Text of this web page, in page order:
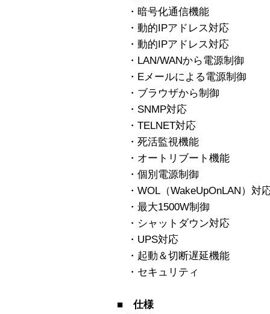
・暗号化通信機能
・動的IPアドレス対応
・動的IPアドレス対応
・LAN/WANから電源制御
・Eメールによる電源制御
・ブラウザから制御
・SNMP対応
・TELNET対応
・死活監視機能
・オートリブート機能
・個別電源制御
・WOL（WakeUpOnLAN）対
・最大1500W制御
・シャットダウン対応
・UPS対応
・起動＆切断遅延機能
・セキュリティ
■ 仕様